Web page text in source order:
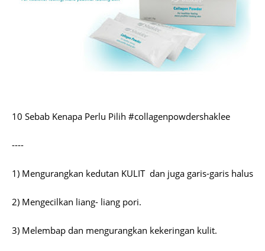
10 Sebab Kenapa Perlu Pilih #collagenpowdershaklee
----
1) Mengurangkan kedutan KULIT dan juga garis-garis halus
2) Mengecilkan liang- liang pori.
3) Melembap dan mengurangkan kekeringan kulit.